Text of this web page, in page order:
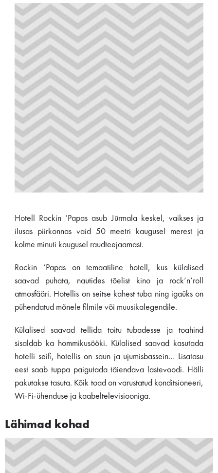
Hotell Rockin ‘Papas asub Jūrmala keskel, vaikses ja
ilusas piirkonnas vaid 50 meetri kaugusel merest ja
kolme minuti kaugusel raudteejaamast.
Rockin ‘Papas on temaatiline hotell, kus külalised
saavad puhata, nautides tõelist kino ja rock’n’roll
atmosfääri. Hotellis on seitse kahest tuba ning igaüks on
pühendatud mõnele filmile või muusikalegendile.
Külalised saavad tellida toitu tubadesse ja toahind
sisaldab ka hommikusööki. Külalised saavad kasutada
hotelli seifi, hotellis on saun ja ujumisbassein… Lisatasu
eest saab tuppa paigutada täiendava lastevoodi. Hälli
pakutakse tasuta. Kõik toad on varustatud konditsioneeri,
Wi-Fi-ühenduse ja kaabeltelevisiooniga.
Lähimad kohad